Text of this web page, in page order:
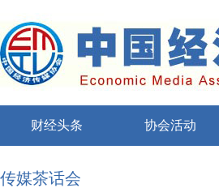
财经头条 协会活动
传媒茶话会